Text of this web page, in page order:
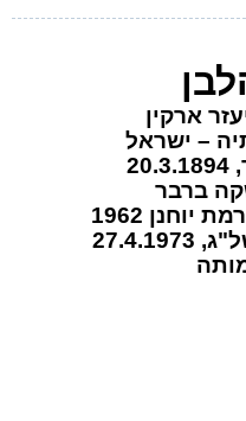
ארקין
– ישראל
ברבר
1962